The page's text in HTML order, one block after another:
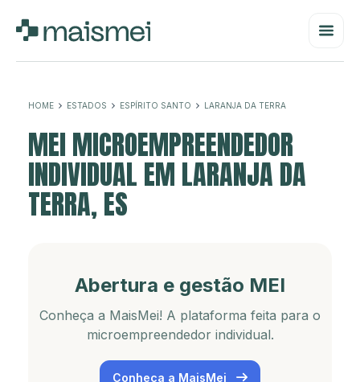
HOME ESTADOS ESPÍRITO SANTO LARANJA DA TERRA
MEI MICROEMPREENDEDOR
INDIVIDUAL EM LARANJA DA
TERRA, ES
Abertura e gestão MEI
Conheça a MaisMei! A plataforma feita para o
microempreendedor individual.
Conheça a MaisMei